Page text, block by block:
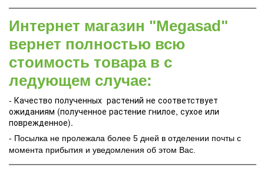
Интернет магазин "Megasad"
вернет полностью всю
стоимость товара в с
ледующем случае:
- Качество полученных растений не соответствует
ожиданиям (полученное растение гнилое, сухое или
поврежденное).
- Посылка не пролежала более 5 дней в отделении почты с
момента прибытия и уведомления об этом Вас.